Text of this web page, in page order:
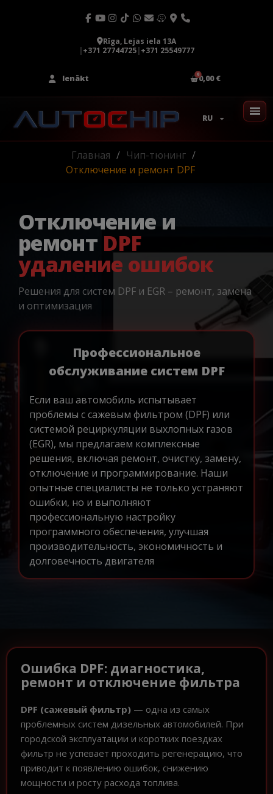
Rīga, Lejas iela 13A
|+371 27744725|+371 25549777
Ienākt 0,00 €
RU
Главная
Чип-тюнинг
Отключение и ремонт DPF
Отключение и
ремонт DPF
удаление ошибок
Решения для систем DPF и EGR – ремонт, замена
и оптимизация
Профессиональное
обслуживание систем DPF
Если ваш автомобиль испытывает
проблемы с сажевым фильтром (DPF) или
системой рециркуляции выхлопных газов
(EGR), мы предлагаем комплексные
решения, включая ремонт, очистку, замену,
отключение и программирование. Наши
опытные специалисты не только устраняют
ошибки, но и выполняют
профессиональную настройку
программного обеспечения, улучшая
производительность, экономичность и
долговечность двигателя
Ошибка DPF: диагностика,
ремонт и отключение фильтра
DPF (сажевый фильтр) — одна из самых
проблемных систем дизельных автомобилей. При
городской эксплуатации и коротких поездках
фильтр не успевает проходить регенерацию, что
приводит к появлению ошибок, снижению
мощности и росту расхода топлива.